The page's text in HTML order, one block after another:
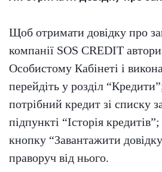
Щоб отримати довідку про
компанії SOS CREDIT
Особистому Кабінеті і
перейдіть у розділ
потрібний кредит зі списку
підпункті “Історія
кнопку “Завантажити
праворуч від нього.